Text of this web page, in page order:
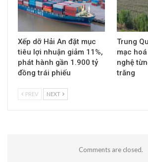
Xếp dỡ Hải An đặt mục
tiêu lợi nhuận giảm 11%,
phát hành gần 1.900 tỷ
đồng trái phiếu
Trung
mạc
nghệ
trăng
PREV NEXT
Comments are closed.